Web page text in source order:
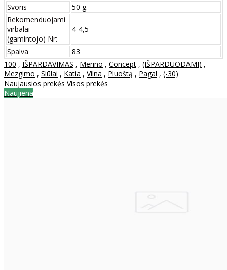
Svoris
50 g.
Rekomenduojami
virbalai
(gamintojo) Nr:
4-4,5
Spalva
83
100 , IŠPARDAVIMAS , Merino , Concept , (IŠPARDUODAMI) ,
Mezgimo , Siūlai , Katia , Vilna , Pluoštą , Pagal , (-30)
Naujausios prekės Visos prekės
Naujiena